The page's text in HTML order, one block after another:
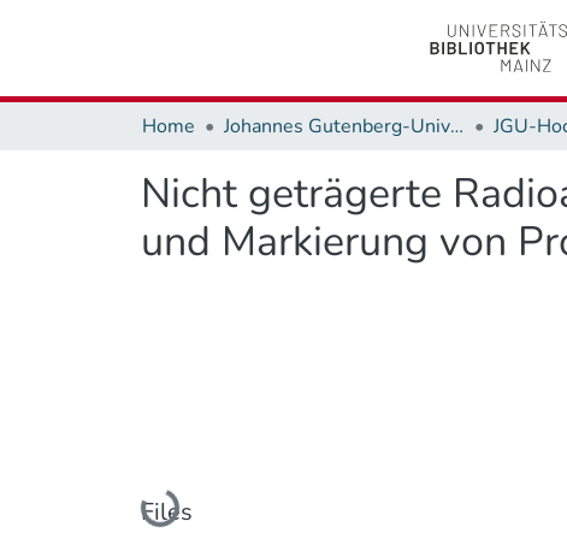
Home Johannes Gutenberg-Universität Mainz JGU-
Nicht geträgerte
und Markierung von
Loading...
Files